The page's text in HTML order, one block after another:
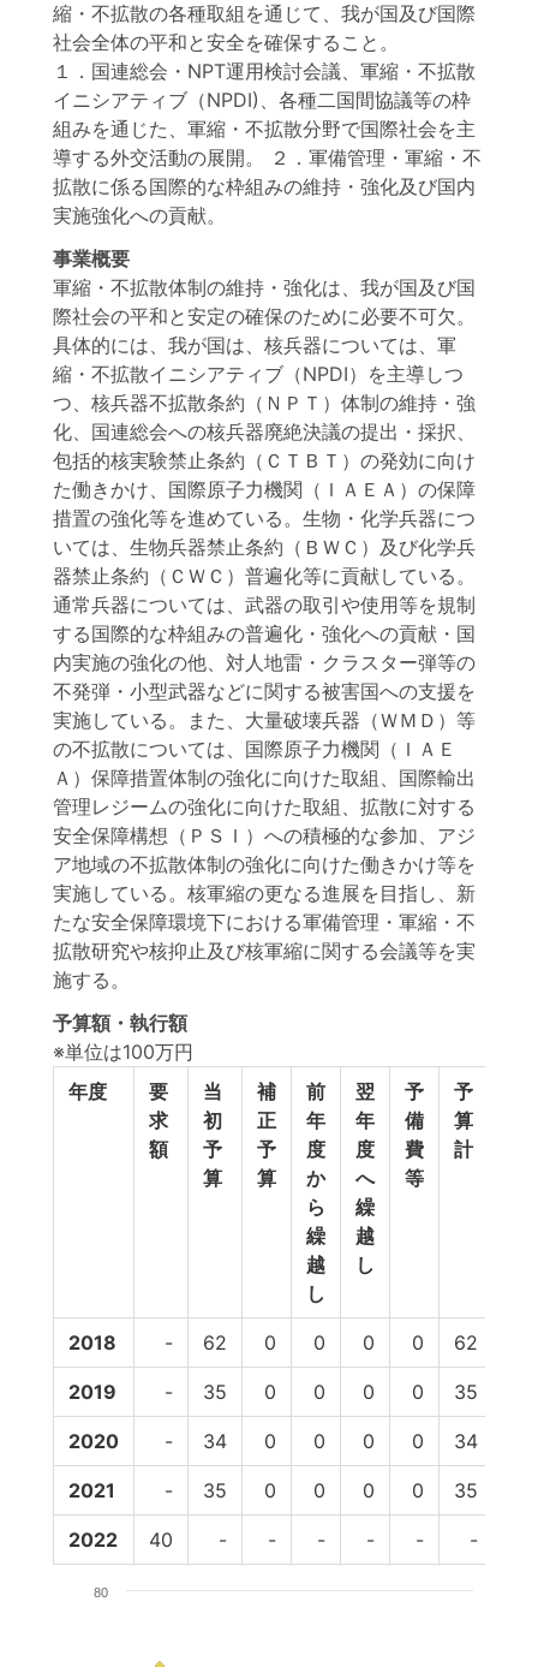
縮・不拡散の各種取組を通じて、我が国及び国際
社会全体の平和と安全を確保すること。
１．国連総会・NPT運用検討会議、軍縮・不拡散
イニシアティブ（NPDI)、各種二国間協議等の枠
組みを通じた、軍縮・不拡散分野で国際社会を主
導する外交活動の展開。 ２．軍備管理・軍縮・不
拡散に係る国際的な枠組みの維持・強化及び国内
実施強化への貢献。
事業概要
軍縮・不拡散体制の維持・強化は、我が国及び国
際社会の平和と安定の確保のために必要不可欠。
具体的には、我が国は、核兵器については、軍
縮・不拡散イニシアティブ（NPDI）を主導しつ
つ、核兵器不拡散条約（ＮＰＴ）体制の維持・強
化、国連総会への核兵器廃絶決議の提出・採択、
包括的核実験禁止条約（ＣＴＢＴ）の発効に向け
た働きかけ、国際原子力機関（ＩＡＥＡ）の保障
措置の強化等を進めている。生物・化学兵器につ
いては、生物兵器禁止条約（ＢＷＣ）及び化学兵
器禁止条約（ＣＷＣ）普遍化等に貢献している。
通常兵器については、武器の取引や使用等を規制
する国際的な枠組みの普遍化・強化への貢献・国
内実施の強化の他、対人地雷・クラスター弾等の
不発弾・小型武器などに関する被害国への支援を
実施している。また、大量破壊兵器（ＷＭＤ）等
の不拡散については、国際原子力機関（ＩＡＥ
Ａ）保障措置体制の強化に向けた取組、国際輸出
管理レジームの強化に向けた取組、拡散に対する
安全保障構想（ＰＳＩ）への積極的な参加、アジ
ア地域の不拡散体制の強化に向けた働きかけ等を
実施している。核軍縮の更なる進展を目指し、新
たな安全保障環境下における軍備管理・軍縮・不
拡散研究や核抑止及び核軍縮に関する会議等を実
施する。
予算額・執行額
※単位は100万円
年度
要
求
額
当
初
予
算
補
正
予
算
前
年
度
か
ら
繰
越
し
翌
年
度
へ
繰
越
し
予
備
費
等
予
算
計
2018 - 62 0 0 0 0 62
2019 - 35 0 0 0 0 35
2020 - 34 0 0 0 0 34
2021 - 35 0 0 0 0 35
2022 40 - - - - - -
80